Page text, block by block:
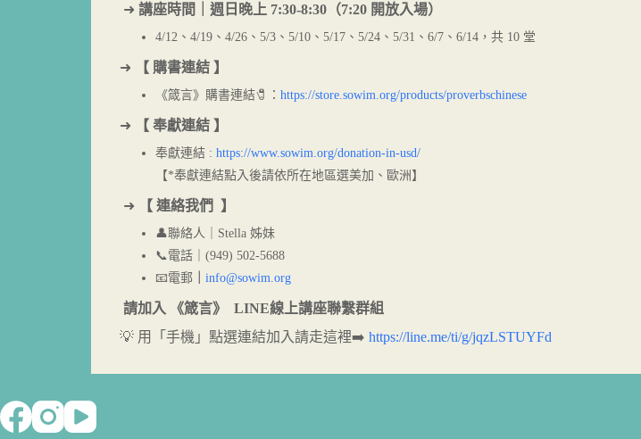
➜ 講座時間｜ 週日晚上 7:30-8:30（7:20 開放入場）
4/12、4/19、4/26、5/3、5/10、5/17、5/24、5/31、6/7、6/14，共 10 堂
➜ 【 購書連結 】
《箴言》購書連結🧷： https://store.sowim.org/products/proverbschinese
➜ 【 奉獻連結 】
奉獻連結 : https://www.sowim.org/donation-in-usd/
【*奉獻連結點入後請依所在地區選美加、歐洲】
➜ 【 連絡我們 】
👤聯絡人｜Stella 姊妹
📞電話｜(949) 502-5688
📧電郵
info@sowim.org
請加入 《箴言》 LINE線上講座聯繫群組
💡 用「手機」點選連結加入請走這裡➡️ https://line.me/ti/g/jqzLSTUYFd